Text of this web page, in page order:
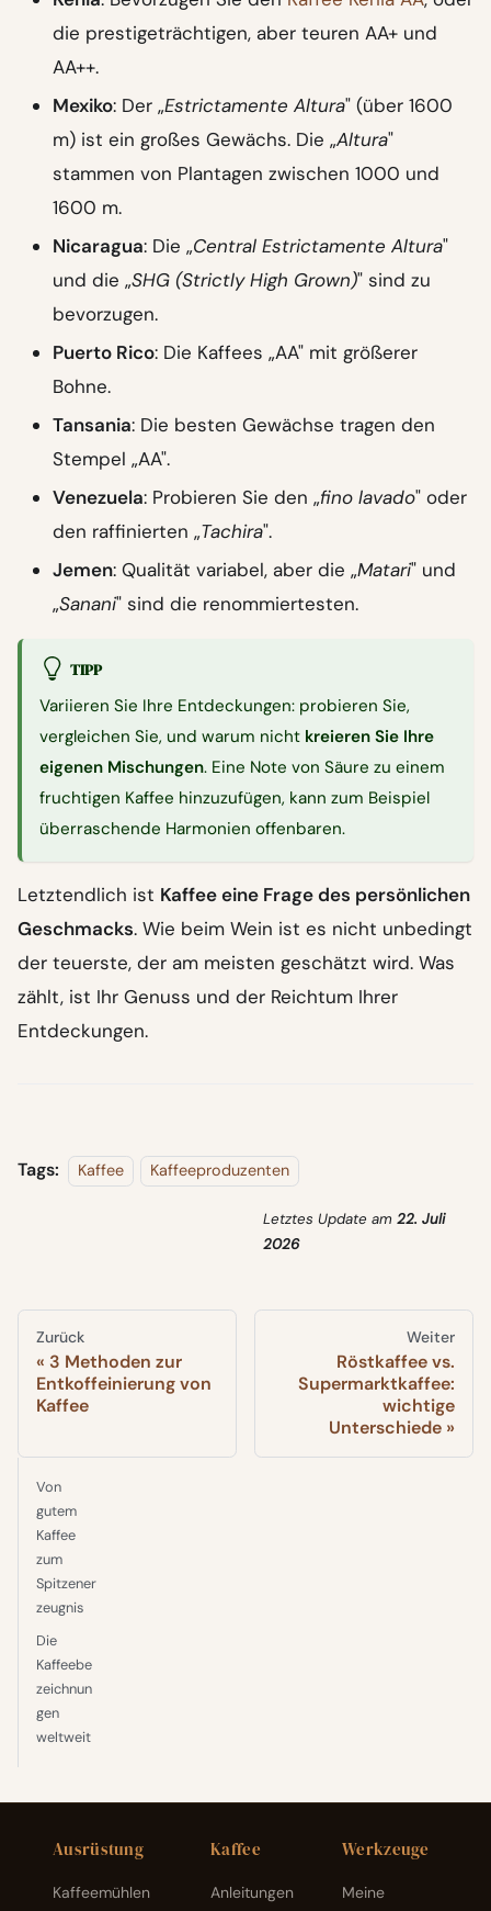
die prestigeträchtigen, aber teuren AA+ und
AA++.
Mexiko: Der „Estrictamente Altura" (über 1600
m) ist ein großes Gewächs. Die „Altura"
stammen von Plantagen zwischen 1000 und
1600 m.
Nicaragua: Die „Central Estrictamente Altura"
und die „SHG (Strictly High Grown)" sind zu
bevorzugen.
Puerto Rico: Die Kaffees „AA" mit größerer
Bohne.
Tansania: Die besten Gewächse tragen den
Stempel „AA".
Venezuela: Probieren Sie den „fino lavado" oder
den raffinierten „Tachira".
Jemen: Qualität variabel, aber die „Matari" und
„Sanani" sind die renommiertesten.
TIPP
Variieren Sie Ihre Entdeckungen: probieren Sie,
vergleichen Sie, und warum nicht kreieren Sie Ihre
eigenen Mischungen. Eine Note von Säure zu einem
fruchtigen Kaffee hinzuzufügen, kann zum Beispiel
überraschende Harmonien offenbaren.
Letztendlich ist Kaffee eine Frage des persönlichen
Geschmacks. Wie beim Wein ist es nicht unbedingt
der teuerste, der am meisten geschätzt wird. Was
zählt, ist Ihr Genuss und der Reichtum Ihrer
Entdeckungen.
Tags: Kaffee Kaffeeproduzenten
Letztes Update am 22. Juli
2026
Zurück
3 Methoden zur
Entkoffeinierung von
Kaffee
Weiter
Röstkaffee vs.
Supermarktkaffee:
wichtige
Unterschiede
Von
gutem
Kaffee
zum
Spitzener
zeugnis
Die
Kaffeebe
zeichnun
gen
weltweit
Ausrüstung
Kaffeemühlen
Kaffee
Anleitungen
Werkzeuge
Meine